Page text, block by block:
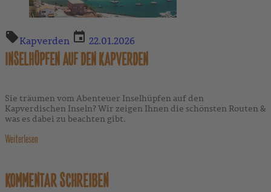
Kapverden 22.01.2026
INSELHÜPFEN AUF DEN KAPVERDEN
Sie träumen vom Abenteuer Inselhüpfen auf den
Kapverdischen Inseln? Wir zeigen Ihnen die schönsten Routen &
was es dabei zu beachten gibt.
Weiterlesen
KOMMENTAR SCHREIBEN